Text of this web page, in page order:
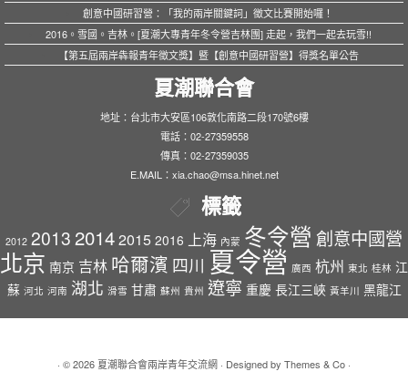
創意中國研習營：「我的兩岸關鍵詞」徵文比賽開始囉！
2016。雪國。吉林。[夏潮大專青年冬令營吉林團] 走起，我們一起去玩雪!!
【第五屆兩岸犇報青年徵文獎】暨【創意中國研習營】得獎名單公告
夏潮聯合會
地址：台北市大安區106敦化南路二段170號6樓
電話：02-27359558
傳真：02-27359035
E.MAIL：xia.chao@msa.hinet.net
標籤
2012 201320142015 2016 上海 內蒙 冬令營 創意中國營
北京 南京 吉林 哈爾濱 四川 夏令營 廣西 杭州 東北 桂林 江
蘇 河北 河南 湖北 滑雪 甘肅 蘇州 貴州 遼寧 重慶 長江三峽 黃羊川 黑龍江
· © 2026 夏潮聯合會兩岸青年交流網 · Designed by Themes & Co ·